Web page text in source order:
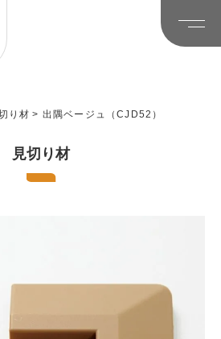
り材 出隅ベージュ（CJD52）
見切り材